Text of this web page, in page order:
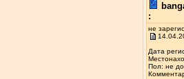
:
не
Дата
Пол: не